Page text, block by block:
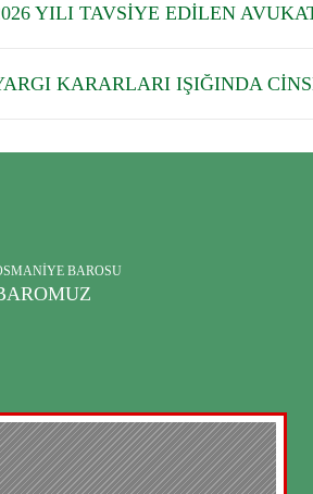
YILI TAVSİYE EDİLEN
KARARLARI IŞIĞINDA
BAROSU